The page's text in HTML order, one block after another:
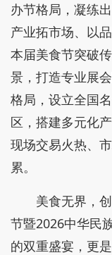
办节格局，凝练
产业拓市场、以
本届美食节突破
景，打造专业展
格局，设立全国
区，搭建多元化
现场交易火热、
累。
美食无界，
节暨2026中华民
的双重盛宴，更